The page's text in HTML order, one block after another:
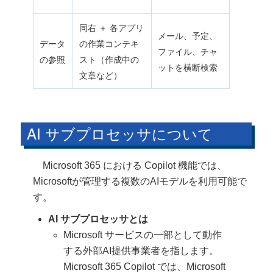
データ
の参照
同右 ＋ 各アプリ
の作業コンテキ
スト（作成中の
文章など）
メール、予定、
ファイル、チャ
ットを横断検索
AI サブプロセッサについて
Microsoft 365 における Copilot 機能では、
Microsoftが管理する複数のAIモデルを利用可能で
す。
AI サブプロセッサとは
Microsoft サービスの一部として動作
する外部AI提供事業者を指します。
Microsoft 365 Copilot では、Microsoft